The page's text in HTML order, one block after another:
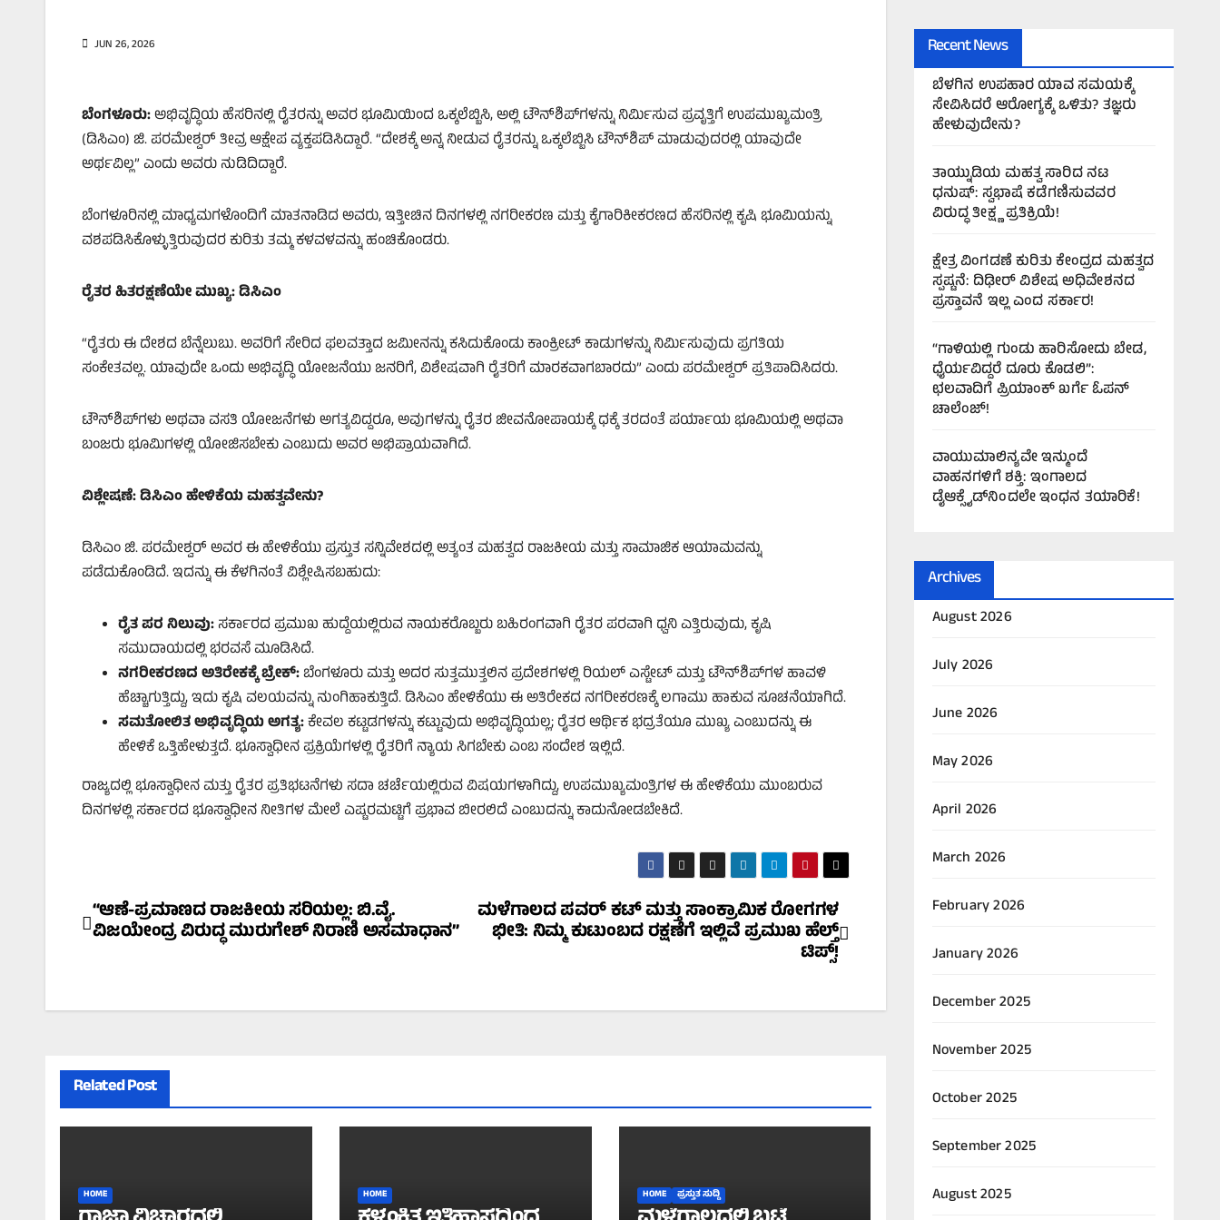
JUN 26, 2026
ಬೆಂಗಳೂರು:ಅಭಿವೃದ್ಧಿಯ ಹೆಸರಿನಲ್ಲಿ ರೈತರನ್ನು ಅವರ ಭೂಮಿಯಿಂದ ಒಕ್ಕಲೆಬ್ಬಿಸಿ, ಅಲ್ಲಿ ಟೌನ್‌ಶಿಪ್‌ಗಳನ್ನು ನಿರ್ಮಿಸುವ ಪ್ರವೃತ್ತಿಗೆ ಉಪಮುಖ್ಯಮಂತ್ರಿ
(ಡಿಸಿಎಂ) ಜಿ. ಪರಮೇಶ್ವರ್ ತೀವ್ರ ಆಕ್ಷೇಪ ವ್ಯಕ್ತಪಡಿಸಿದ್ದಾರೆ. “ದೇಶಕ್ಕೆ ಅನ್ನ ನೀಡುವ ರೈತರನ್ನು ಒಕ್ಕಲೆಬ್ಬಿಸಿ ಟೌನ್‌ಶಿಪ್ ಮಾಡುವುದರಲ್ಲಿ ಯಾವುದೇ
ಅರ್ಥವಿಲ್ಲ” ಎಂದು ಅವರು ನುಡಿದಿದ್ದಾರೆ.
ಬೆಂಗಳೂರಿನಲ್ಲಿ ಮಾಧ್ಯಮಗಳೊಂದಿಗೆ ಮಾತನಾಡಿದ ಅವರು, ಇತ್ತೀಚಿನ ದಿನಗಳಲ್ಲಿ ನಗರೀಕರಣ ಮತ್ತು ಕೈಗಾರಿಕೀಕರಣದ ಹೆಸರಿನಲ್ಲಿ ಕೃಷಿ ಭೂಮಿಯನ್ನು
ವಶಪಡಿಸಿಕೊಳ್ಳುತ್ತಿರುವುದರ ಕುರಿತು ತಮ್ಮ ಕಳವಳವನ್ನು ಹಂಚಿಕೊಂಡರು.
ರೈತರ ಹಿತರಕ್ಷಣೆಯೇ ಮುಖ್ಯ: ಡಿಸಿಎಂ
“ರೈತರು ಈ ದೇಶದ ಬೆನ್ನೆಲುಬು. ಅವರಿಗೆ ಸೇರಿದ ಫಲವತ್ತಾದ ಜಮೀನನ್ನು ಕಸಿದುಕೊಂಡು ಕಾಂಕ್ರೀಟ್ ಕಾಡುಗಳನ್ನು ನಿರ್ಮಿಸುವುದು ಪ್ರಗತಿಯ
ಸಂಕೇತವಲ್ಲ. ಯಾವುದೇ ಒಂದು ಅಭಿವೃದ್ಧಿ ಯೋಜನೆಯು ಜನರಿಗೆ, ವಿಶೇಷವಾಗಿ ರೈತರಿಗೆ ಮಾರಕವಾಗಬಾರದು” ಎಂದು ಪರಮೇಶ್ವರ್ ಪ್ರತಿಪಾದಿಸಿದರು.
ಟೌನ್‌ಶಿಪ್‌ಗಳು ಅಥವಾ ವಸತಿ ಯೋಜನೆಗಳು ಅಗತ್ಯವಿದ್ದರೂ, ಅವುಗಳನ್ನು ರೈತರ ಜೀವನೋಪಾಯಕ್ಕೆ ಧಕ್ಕೆ ತರದಂತೆ ಪರ್ಯಾಯ ಭೂಮಿಯಲ್ಲಿ ಅಥವಾ
ಬಂಜರು ಭೂಮಿಗಳಲ್ಲಿ ಯೋಜಿಸಬೇಕು ಎಂಬುದು ಅವರ ಅಭಿಪ್ರಾಯವಾಗಿದೆ.
ವಿಶ್ಲೇಷಣೆ: ಡಿಸಿಎಂ ಹೇಳಿಕೆಯ ಮಹತ್ವವೇನು?
ಡಿಸಿಎಂ ಜಿ. ಪರಮೇಶ್ವರ್ ಅವರ ಈ ಹೇಳಿಕೆಯು ಪ್ರಸ್ತುತ ಸನ್ನಿವೇಶದಲ್ಲಿ ಅತ್ಯಂತ ಮಹತ್ವದ ರಾಜಕೀಯ ಮತ್ತು ಸಾಮಾಜಿಕ ಆಯಾಮವನ್ನು
ಪಡೆದುಕೊಂಡಿದೆ. ಇದನ್ನು ಈ ಕೆಳಗಿನಂತೆ ವಿಶ್ಲೇಷಿಸಬಹುದು:
ರೈತ ಪರ ನಿಲುವು:ಸರ್ಕಾರದ ಪ್ರಮುಖ ಹುದ್ದೆಯಲ್ಲಿರುವ ನಾಯಕರೊಬ್ಬರು ಬಹಿರಂಗವಾಗಿ ರೈತರ ಪರವಾಗಿ ಧ್ವನಿ ಎತ್ತಿರುವುದು, ಕೃಷಿ
ಸಮುದಾಯದಲ್ಲಿ ಭರವಸೆ ಮೂಡಿಸಿದೆ.
ನಗರೀಕರಣದ ಅತಿರೇಕಕ್ಕೆ ಬ್ರೇಕ್:ಬೆಂಗಳೂರು ಮತ್ತು ಅದರ ಸುತ್ತಮುತ್ತಲಿನ ಪ್ರದೇಶಗಳಲ್ಲಿ ರಿಯಲ್ ಎಸ್ಟೇಟ್ ಮತ್ತು ಟೌನ್‌ಶಿಪ್‌ಗಳ ಹಾವಳಿ
ಹೆಚ್ಚಾಗುತ್ತಿದ್ದು, ಇದು ಕೃಷಿ ವಲಯವನ್ನು ನುಂಗಿಹಾಕುತ್ತಿದೆ. ಡಿಸಿಎಂ ಹೇಳಿಕೆಯು ಈ ಅತಿರೇಕದ ನಗರೀಕರಣಕ್ಕೆ ಲಗಾಮು ಹಾಕುವ ಸೂಚನೆಯಾಗಿದೆ.
ಸಮತೋಲಿತ ಅಭಿವೃದ್ಧಿಯ ಅಗತ್ಯ:ಕೇವಲ ಕಟ್ಟಡಗಳನ್ನು ಕಟ್ಟುವುದು ಅಭಿವೃದ್ಧಿಯಲ್ಲ; ರೈತರ ಆರ್ಥಿಕ ಭದ್ರತೆಯೂ ಮುಖ್ಯ ಎಂಬುದನ್ನು ಈ
ಹೇಳಿಕೆ ಒತ್ತಿಹೇಳುತ್ತದೆ. ಭೂಸ್ವಾಧೀನ ಪ್ರಕ್ರಿಯೆಗಳಲ್ಲಿ ರೈತರಿಗೆ ನ್ಯಾಯ ಸಿಗಬೇಕು ಎಂಬ ಸಂದೇಶ ಇಲ್ಲಿದೆ.
ರಾಜ್ಯದಲ್ಲಿ ಭೂಸ್ವಾಧೀನ ಮತ್ತು ರೈತರ ಪ್ರತಿಭಟನೆಗಳು ಸದಾ ಚರ್ಚೆಯಲ್ಲಿರುವ ವಿಷಯಗಳಾಗಿದ್ದು, ಉಪಮುಖ್ಯಮಂತ್ರಿಗಳ ಈ ಹೇಳಿಕೆಯು ಮುಂಬರುವ
ದಿನಗಳಲ್ಲಿ ಸರ್ಕಾರದ ಭೂಸ್ವಾಧೀನ ನೀತಿಗಳ ಮೇಲೆ ಎಷ್ಟರಮಟ್ಟಿಗೆ ಪ್ರಭಾವ ಬೀರಲಿದೆ ಎಂಬುದನ್ನು ಕಾದುನೋಡಬೇಕಿದೆ.
Post ಮಳೆಗಾಲದ ಪವರ್ ಕಟ್ ಮತ್ತು ಸಾಂಕ್ರಾಮಿಕ ರೋಗಗಳ
ಭೀತಿ: ನಿಮ್ಮ ಕುಟುಂಬದ ರಕ್ಷಣೆಗೆ ಇಲ್ಲಿವೆ ಪ್ರಮುಖ ಹೆಲ್ತ್
ಟಿಪ್ಸ್!
“ಆಣೆ-ಪ್ರಮಾಣದ ರಾಜಕೀಯ ಸರಿಯಲ್ಲ: ಬಿ.ವೈ.
ವಿಜಯೇಂದ್ರ ವಿರುದ್ಧ ಮುರುಗೇಶ್ ನಿರಾಣಿ ಅಸಮಾಧಾನ”
Related Post
HOME HOME HOME ಪ್ರಸ್ತುತ ಸುದ್ದಿ
Recent News
ಬೆಳಗಿನ ಉಪಹಾರ ಯಾವ ಸಮಯಕ್ಕೆ
ಸೇವಿಸಿದರೆ ಆರೋಗ್ಯಕ್ಕೆ ಒಳಿತು? ತಜ್ಞರು
ಹೇಳುವುದೇನು?
ತಾಯ್ನುಡಿಯ ಮಹತ್ವ ಸಾರಿದ ನಟ
ಧನುಷ್: ಸ್ವಭಾಷೆ ಕಡೆಗಣಿಸುವವರ
ವಿರುದ್ಧ ತೀಕ್ಷ್ಣ ಪ್ರತಿಕ್ರಿಯೆ!
ಕ್ಷೇತ್ರ ವಿಂಗಡಣೆ ಕುರಿತು ಕೇಂದ್ರದ ಮಹತ್ವದ
ಸ್ಪಷ್ಟನೆ: ದಿಢೀರ್ ವಿಶೇಷ ಅಧಿವೇಶನದ
ಪ್ರಸ್ತಾವನೆ ಇಲ್ಲ ಎಂದ ಸರ್ಕಾರ!
“ಗಾಳಿಯಲ್ಲಿ ಗುಂಡು ಹಾರಿಸೋದು ಬೇಡ,
ಧೈರ್ಯವಿದ್ದರೆ ದೂರು ಕೊಡಲಿ”:
ಛಲವಾದಿಗೆ ಪ್ರಿಯಾಂಕ್ ಖರ್ಗೆ ಓಪನ್
ಚಾಲೆಂಜ್!
ವಾಯುಮಾಲಿನ್ಯವೇ ಇನ್ಮುಂದೆ
ವಾಹನಗಳಿಗೆ ಶಕ್ತಿ: ಇಂಗಾಲದ
ಡೈಆಕ್ಸೈಡ್‌ನಿಂದಲೇ ಇಂಧನ ತಯಾರಿಕೆ!
Archives
August 2026
July 2026
June 2026
May 2026
April 2026
March 2026
February 2026
January 2026
December 2025
November 2025
October 2025
September 2025
August 2025